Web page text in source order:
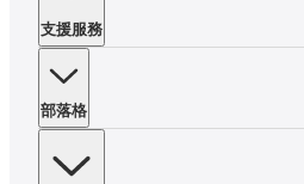
支援服務
部落格